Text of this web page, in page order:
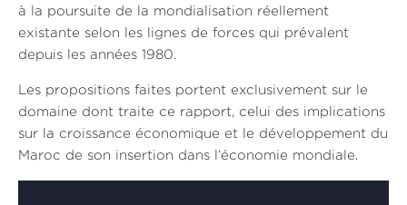
à la poursuite de la mondialisation réellement
existante selon les lignes de forces qui prévalent
depuis les années 1980.
Les propositions faites portent exclusivement sur le
domaine dont traite ce rapport, celui des implications
sur la croissance économique et le développement du
Maroc de son insertion dans l’économie mondiale.